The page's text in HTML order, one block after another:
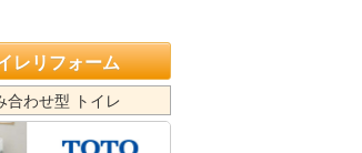
レリフォーム
合わせ型 トイレ